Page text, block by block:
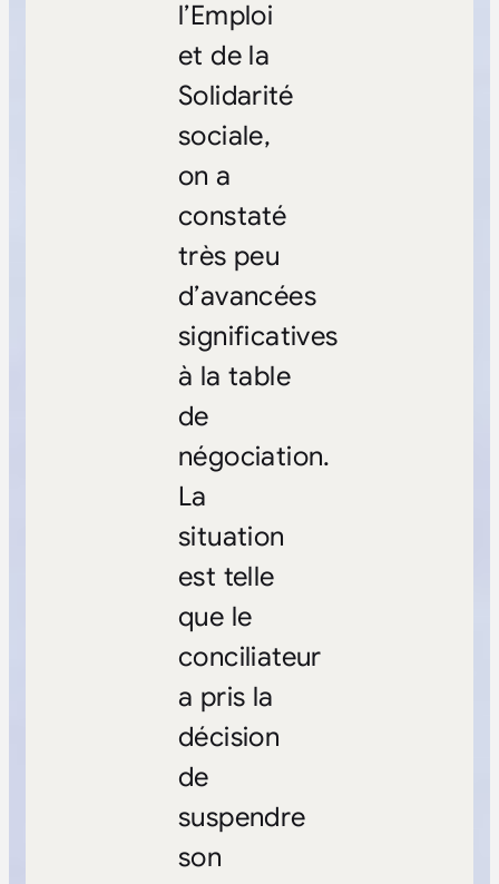
l’Emploi
et de la
Solidarité
sociale,
on a
constaté
très peu
d’avancées
significatives
à la table
de
négociation.
La
situation
est telle
que le
conciliateur
a pris la
décision
de
suspendre
son